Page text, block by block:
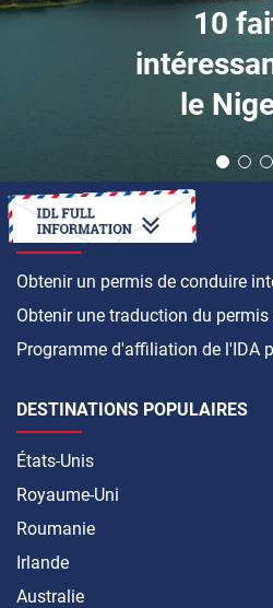
10
le
COMMENT FAIRE
Obtenir un permis de conduire
Obtenir une traduction du
Programme d'affiliation de l'IDA
DESTINATIONS POPULAIRES
États-Unis
Royaume-Uni
Roumanie
Irlande
Australie